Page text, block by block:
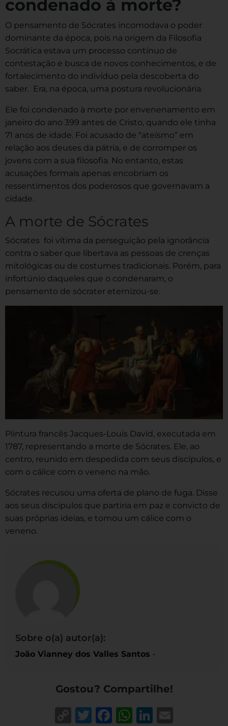
condenado à morte?
O pensamento de Sócrates incomodava o poder
dominante da época, pois na origem da Filosofia
Socrática estava um processo contínuo de
contestação e busca de novos conhecimentos, e de
fortalecimento do indivíduo pela descoberta do
saber. Era, na época, uma postura revolucionária.
Ele foi condenado à morte por envenenamento em
janeiro do ano 399 antes de Cristo, quando ele tinha
71 anos de idade. Foi acusado de “ateísmo” em
relação aos deuses da pátria, e de corromper os
jovens com a sua filosofia. No entanto, estas
acusações formais apenas encobriam os
ressentimentos dos poderosos que governavam a
cidade.
A morte de Sócrates
Sócrates foi vítima da perseguição pela ignorância
contra o saber que libertava as pessoas de crenças
mitológicas ou de costumes tradicionais. Porém, para
infortúnio daqueles que o condenaram, o
pensamento de sócrater eternizou-se.
Piintura francês Jacques-Louis David, executada em
1787, representando a morte de Sócrates. Ele, ao
centro, reunido em despedida com seus discípulos, e
com o cálice com o veneno na mão.
Sócrates recusou uma oferta de plano de fuga. Disse
aos seus discípulos que partiria em paz e convicto de
suas próprias ideias, e tomou um cálice com o
veneno.
Sobre o(a) autor(a):
João Vianney dos Valles Santos -
Gostou? Compartilhe!
CopyTwitter
Facebook
WhatsApp
LinkedIn